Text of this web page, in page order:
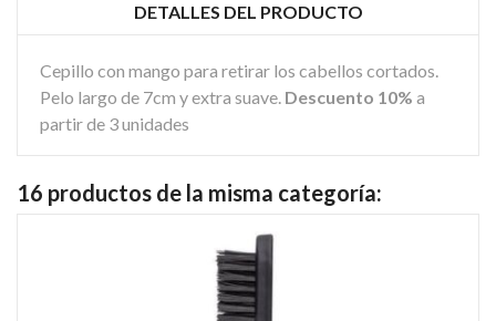
DETALLES DEL PRODUCTO
Cepillo con mango para retirar los cabellos cortados.
Pelo largo de 7cm y extra suave. Descuento 10% a
partir de 3 unidades
16 productos de la misma categoría: